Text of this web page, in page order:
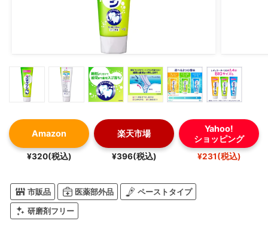
Amazon
¥320(税込)
楽天市場
¥396(税込)
Yahoo!
ショッピング
¥231(税込)
市販品 医薬部外品 ペーストタイプ
研磨剤フリー